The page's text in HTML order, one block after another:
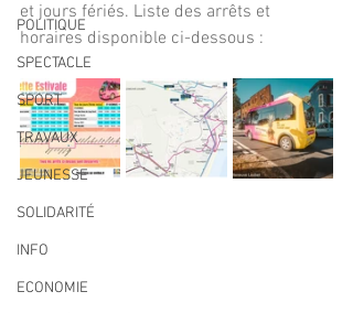
POLITIQUE
SPECTACLE
SPORT
TRAVAUX
JEUNESSE
SOLIDARITÉ
INFO
ECONOMIE
et jours fériés. Liste des arrêts et
horaires disponible ci-dessous :